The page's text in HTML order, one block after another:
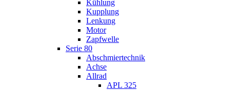
Kühlung
Kupplung
Lenkung
Motor
Zapfwelle
Serie 80
Abschmiertechnik
Achse
Allrad
APL 325